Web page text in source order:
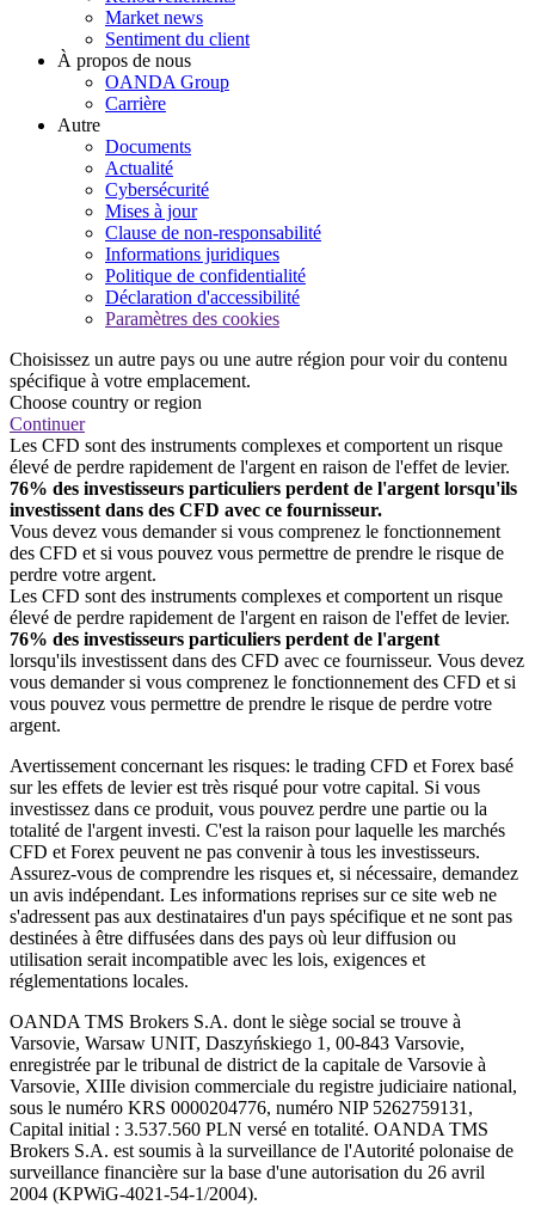
Market news
Sentiment du client
À propos de nous
OANDA Group
Carrière
Autre
Documents
Actualité
Cybersécurité
Mises à jour
Clause de non-responsabilité
Informations juridiques
Politique de confidentialité
Déclaration d'accessibilité
Paramètres des cookies
Choisissez un autre pays ou une autre région pour voir du contenu
spécifique à votre emplacement.
Choose country or region
Continuer
Les CFD sont des instruments complexes et comportent un risque
élevé de perdre rapidement de l'argent en raison de l'effet de levier.
76% des investisseurs particuliers perdent de l'argent lorsqu'ils
investissent dans des CFD avec ce fournisseur.
Vous devez vous demander si vous comprenez le fonctionnement
des CFD et si vous pouvez vous permettre de prendre le risque de
perdre votre argent.
Les CFD sont des instruments complexes et comportent un risque
élevé de perdre rapidement de l'argent en raison de l'effet de levier.
76% des investisseurs particuliers perdent de l'argent
lorsqu'ils investissent dans des CFD avec ce fournisseur. Vous devez
vous demander si vous comprenez le fonctionnement des CFD et si
vous pouvez vous permettre de prendre le risque de perdre votre
argent.
Avertissement concernant les risques: le trading CFD et Forex basé
sur les effets de levier est très risqué pour votre capital. Si vous
investissez dans ce produit, vous pouvez perdre une partie ou la
totalité de l'argent investi. C'est la raison pour laquelle les marchés
CFD et Forex peuvent ne pas convenir à tous les investisseurs.
Assurez-vous de comprendre les risques et, si nécessaire, demandez
un avis indépendant. Les informations reprises sur ce site web ne
s'adressent pas aux destinataires d'un pays spécifique et ne sont pas
destinées à être diffusées dans des pays où leur diffusion ou
utilisation serait incompatible avec les lois, exigences et
réglementations locales.
OANDA TMS Brokers S.A. dont le siège social se trouve à
Varsovie, Warsaw UNIT, Daszyńskiego 1, 00-843 Varsovie,
enregistrée par le tribunal de district de la capitale de Varsovie à
Varsovie, XIIIe division commerciale du registre judiciaire national,
sous le numéro KRS 0000204776, numéro NIP 5262759131,
Capital initial : 3.537.560 PLN versé en totalité. OANDA TMS
Brokers S.A. est soumis à la surveillance de l'Autorité polonaise de
surveillance financière sur la base d'une autorisation du 26 avril
2004 (KPWiG-4021-54-1/2004).